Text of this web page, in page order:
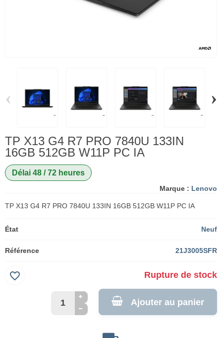
‹ ›
TP X13 G4 R7 PRO 7840U 133IN
16GB 512GB W11P PC IA
Délai 48 / 72 heures
Marque : Lenovo
TP X13 G4 R7 PRO 7840U 133IN 16GB 512GB W11P PC IA
État Neuf
Référence 21J3005SFR
Rupture de stock
Ajouter au panier
favorite_border